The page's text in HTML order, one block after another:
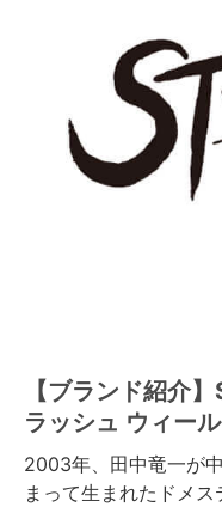
【ブランド紹介
ラッシュ ウィール
2003年、田中竜一が
まって生まれたドメ